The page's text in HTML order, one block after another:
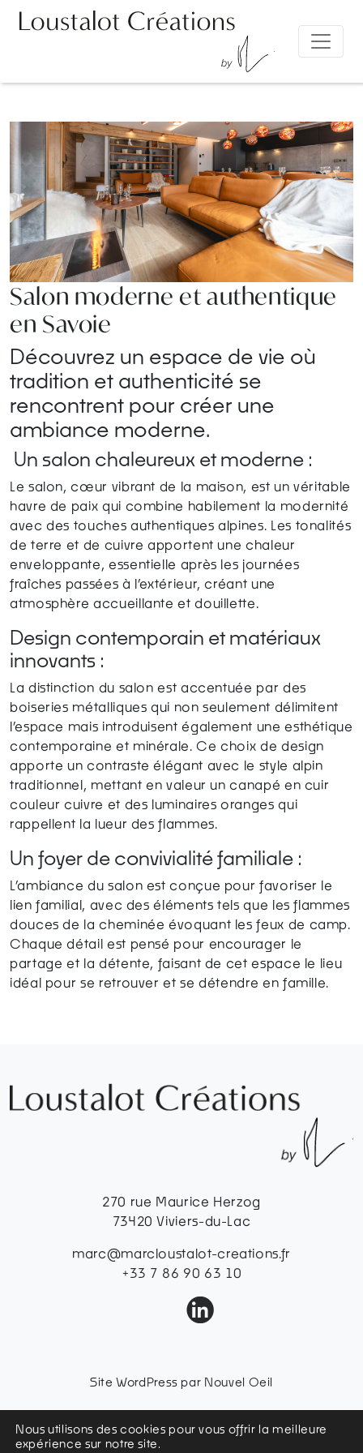
Salon moderne et authentique
en Savoie
Découvrez un espace de vie où
tradition et authenticité se
rencontrent pour créer une
ambiance moderne.
Un salon chaleureux et moderne :
Le salon, cœur vibrant de la maison, est un véritable
havre de paix qui combine habilement la modernité
avec des touches authentiques alpines. Les tonalités
de terre et de cuivre apportent une chaleur
enveloppante, essentielle après les journées
fraîches passées à l’extérieur, créant une
atmosphère accueillante et douillette.
Design contemporain et matériaux
innovants :
La distinction du salon est accentuée par des
boiseries métalliques qui non seulement délimitent
l’espace mais introduisent également une esthétique
contemporaine et minérale. Ce choix de design
apporte un contraste élégant avec le style alpin
traditionnel, mettant en valeur un canapé en cuir
couleur cuivre et des luminaires oranges qui
rappellent la lueur des flammes.
Un foyer de convivialité familiale :
L’ambiance du salon est conçue pour favoriser le
lien familial, avec des éléments tels que les flammes
douces de la cheminée évoquant les feux de camp.
Chaque détail est pensé pour encourager le
partage et la détente, faisant de cet espace le lieu
idéal pour se retrouver et se détendre en famille.
Nous utilisons des cookies pour vous offrir la meilleure
expérience sur notre site.
270 rue Maurice Herzog
73420 Viviers-du-Lac
marc@marcloustalot-creations.fr
+33 7 86 90 63 10
Site WordPress par Nouvel Oeil
Conditions générales d’utilisation
Politique de confidentialité